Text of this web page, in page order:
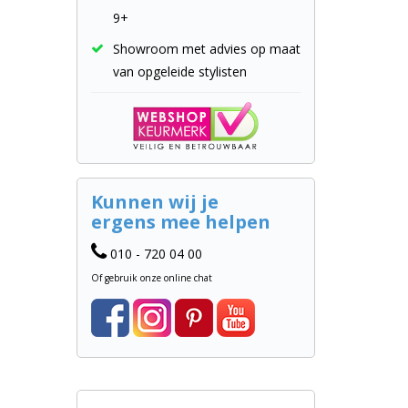
9+
Showroom met advies op maat
van opgeleide stylisten
Kunnen wij je
ergens mee helpen
010 - 720 04 00
Of gebruik onze online chat